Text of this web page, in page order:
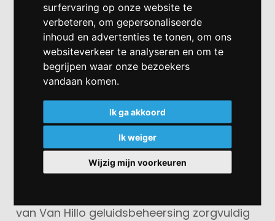
surfervaring op onze website te
verbeteren, om gepersonaliseerde
inhoud en advertenties te tonen, om ons
websiteverkeer te analyseren en om te
begrijpen waar onze bezoekers
vandaan komen.
Ik ga akkoord
Ik weiger
Wijzig mijn voorkeuren
Ook Van Hillo ziet de overname als een
positieve ontwikkeling: “Wij zijn blij dat onze
activiteiten worden voortgezet door
Bromedo en Esmono, bedrijven die dezelfde
focus op kwaliteit en innovatie delen,” aldus
Jos en Kees, eigenaren van Van Hillo
geluidsbeheersing. “Dit biedt continuïteit
voor onze klanten en opent nieuwe kansen
voor verdere groei.”
van Van Hillo geluidsbeheersing zorgvuldig